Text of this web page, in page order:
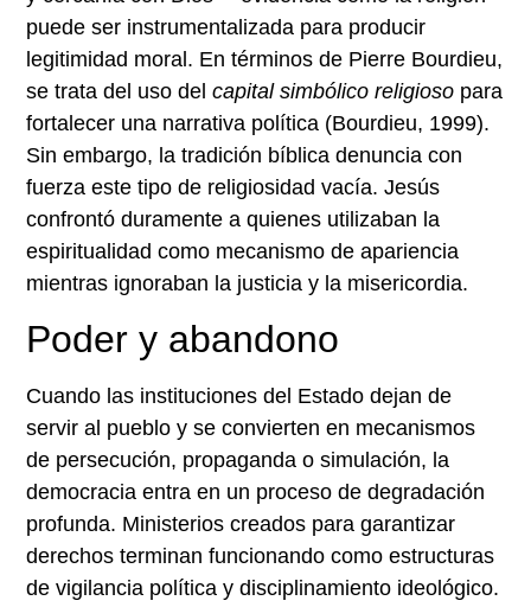
puede ser instrumentalizada para producir
legitimidad moral. En términos de Pierre Bourdieu,
se trata del uso delcapital simbólico religioso para
fortalecer una narrativa política (Bourdieu, 1999).
Sin embargo, la tradición bíblica denuncia con
fuerza este tipo de religiosidad vacía. Jesús
confrontó duramente a quienes utilizaban la
espiritualidad como mecanismo de apariencia
mientras ignoraban la justicia y la misericordia.
Poder y abandono
Cuando las instituciones del Estado dejan de
servir al pueblo y se convierten en mecanismos
de persecución, propaganda o simulación, la
democracia entra en un proceso de degradación
profunda. Ministerios creados para garantizar
derechos terminan funcionando como estructuras
de vigilancia política y disciplinamiento ideológico.